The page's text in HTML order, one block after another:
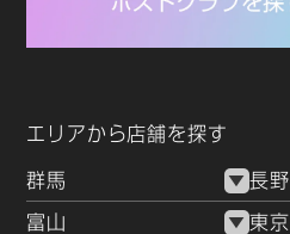
エリアから店舗を探す
群馬 長野
富山 東京